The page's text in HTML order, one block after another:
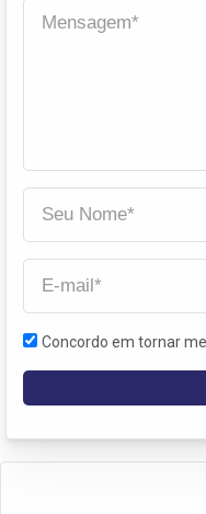
Concordo em tornar